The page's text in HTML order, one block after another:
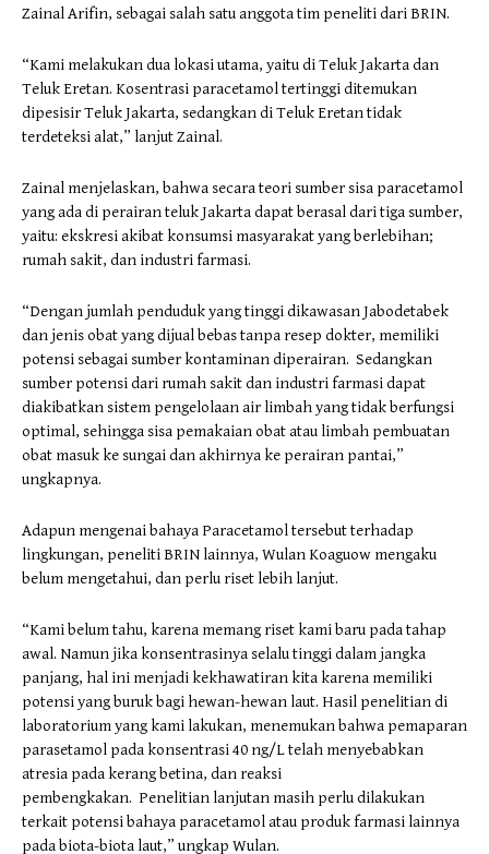
Zainal Arifin, sebagai salah satu anggota tim peneliti dari BRIN.
“Kami melakukan dua lokasi utama, yaitu di Teluk Jakarta dan
Teluk Eretan. Kosentrasi paracetamol tertinggi ditemukan
dipesisir Teluk Jakarta, sedangkan di Teluk Eretan tidak
terdeteksi alat,” lanjut Zainal.
Zainal menjelaskan, bahwa secara teori sumber sisa paracetamol
yang ada di perairan teluk Jakarta dapat berasal dari tiga sumber,
yaitu: ekskresi akibat konsumsi masyarakat yang berlebihan;
rumah sakit, dan industri farmasi.
“Dengan jumlah penduduk yang tinggi dikawasan Jabodetabek
dan jenis obat yang dijual bebas tanpa resep dokter, memiliki
potensi sebagai sumber kontaminan diperairan. Sedangkan
sumber potensi dari rumah sakit dan industri farmasi dapat
diakibatkan sistem pengelolaan air limbah yang tidak berfungsi
optimal, sehingga sisa pemakaian obat atau limbah pembuatan
obat masuk ke sungai dan akhirnya ke perairan pantai,”
ungkapnya.
Adapun mengenai bahaya Paracetamol tersebut terhadap
lingkungan, peneliti BRIN lainnya, Wulan Koaguow mengaku
belum mengetahui, dan perlu riset lebih lanjut.
“Kami belum tahu, karena memang riset kami baru pada tahap
awal. Namun jika konsentrasinya selalu tinggi dalam jangka
panjang, hal ini menjadi kekhawatiran kita karena memiliki
potensi yang buruk bagi hewan-hewan laut. Hasil penelitian di
laboratorium yang kami lakukan, menemukan bahwa pemaparan
parasetamol pada konsentrasi 40 ng/L telah menyebabkan
atresia pada kerang betina, dan reaksi
pembengkakan. Penelitian lanjutan masih perlu dilakukan
terkait potensi bahaya paracetamol atau produk farmasi lainnya
pada biota-biota laut,” ungkap Wulan.